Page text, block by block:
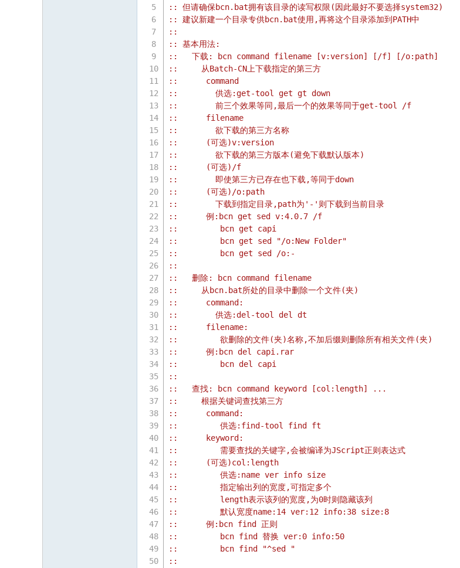
:: 但请确保bcn.bat拥有该目录的读写权限(因此最好不要选择system32)
:: 建议新建一个目录专供bcn.bat使用,再将这个目录添加到PATH中
::
:: 基本用法:
::   下载: bcn command filename [v:version] [/f] [/o:path]
::     从Batch-CN上下载指定的第三方
::      command
::        供选:get-tool get gt down
::        前三个效果等同,最后一个的效果等同于get-tool /f
::      filename
::        欲下载的第三方名称
::      (可选)v:version
::        欲下载的第三方版本(避免下载默认版本)
::      (可选)/f
::        即使第三方已存在也下载,等同于down
::      (可选)/o:path
::        下载到指定目录,path为'-'则下载到当前目录
::      例:bcn get sed v:4.0.7 /f
::         bcn get capi
::         bcn get sed "/o:New Folder"
::         bcn get sed /o:-
::
::   删除: bcn command filename
::     从bcn.bat所处的目录中删除一个文件(夹)
::      command:
::        供选:del-tool del dt
::      filename:
::         欲删除的文件(夹)名称,不加后缀则删除所有相关文件(夹)
::      例:bcn del capi.rar
::         bcn del capi
::
::   查找: bcn command keyword [col:length] ...
::     根据关键词查找第三方
::      command:
::         供选:find-tool find ft
::      keyword:
::         需要查找的关键字,会被编译为JScript正则表达式
::      (可选)col:length
::         供选:name ver info size
::         指定输出列的宽度,可指定多个
::         length表示该列的宽度,为0时则隐藏该列
::         默认宽度name:14 ver:12 info:38 size:8
::      例:bcn find 正则
::         bcn find 替换 ver:0 info:50
::         bcn find "^sed "
::